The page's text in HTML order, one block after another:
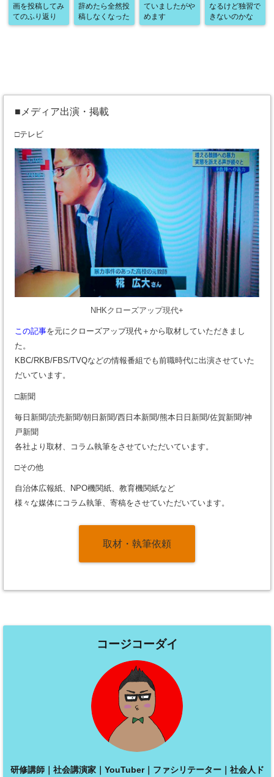
画を投稿してみ
てのふり返り
辞めたら全然投
稿しなくなった
ていましたがや
めます
なるけど独習で
きないのかな
■メディア出演・掲載
□テレビ
NHKクローズアップ現代+
この記事を元にクローズアップ現代＋から取材していただきまし
た。
KBC/RKB/FBS/TVQなどの情報番組でも前職時代に出演させていた
だいています。
□新聞
毎日新聞/読売新聞/朝日新聞/西日本新聞/熊本日日新聞/佐賀新聞/神
戸新聞
各社より取材、コラム執筆をさせていただいています。
□その他
自治体広報紙、NPO機関紙、教育機関紙など
様々な媒体にコラム執筆、寄稿をさせていただいています。
取材・執筆依頼
コージコーダイ
研修講師｜社会講演家｜YouTuber｜ファシリテーター｜社会人ド